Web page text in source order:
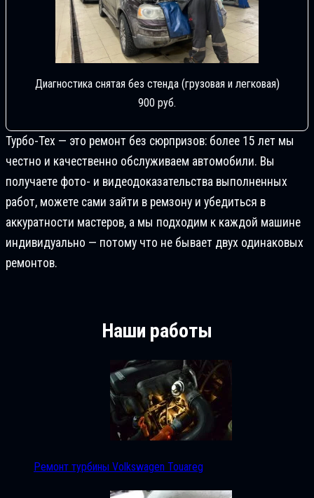
Диагностика снятая без стенда (грузовая и легковая)
900 руб.
Турбо-Тех — это ремонт без сюрпризов: более 15 лет мы
честно и качественно обслуживаем автомобили. Вы
получаете фото- и видеодоказательства выполненных
работ, можете сами зайти в ремзону и убедиться в
аккуратности мастеров, а мы подходим к каждой машине
индивидуально — потому что не бывает двух одинаковых
ремонтов.
Наши работы
Ремонт турбины Volkswagen Touareg